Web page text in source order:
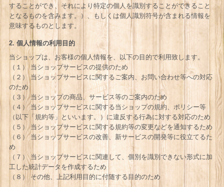
することができ、それにより特定の個人を識別することができること
となるものを含みます。）、もしくは個人識別符号が含まれる情報を
意味するものとします。
2. 個人情報の利用目的
当ショップは、お客様の個人情報を、以下の目的で利用致します。
（１） 当ショップサービスの提供のため
（２） 当ショップサービスに関するご案内、お問い合わせ等への対応
のため
（３） 当ショップの商品、サービス等のご案内のため
（４） 当ショップサービスに関する当ショップの規約、ポリシー等
（以下「規約等」といいます。）に違反する行為に対する対応のため
（５） 当ショップサービスに関する規約等の変更などを通知するため
（６） 当ショップサービスの改善、新サービスの開発等に役立てるた
め
（７） 当ショップサービスに関連して、個別を識別できない形式に加
工した統計データを作成するため
（８） その他、上記利用目的に付随する目的のため